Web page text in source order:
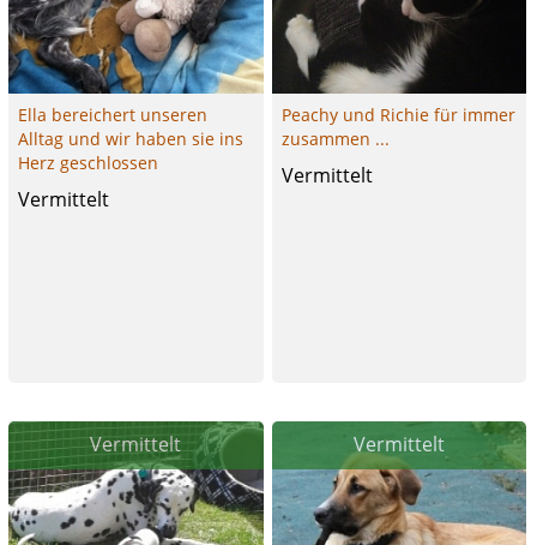
Ella bereichert unseren
Alltag und wir haben sie ins
Herz geschlossen
Vermittelt
Peachy und Richie für immer
zusammen ...
Vermittelt
Vermittelt Vermittelt